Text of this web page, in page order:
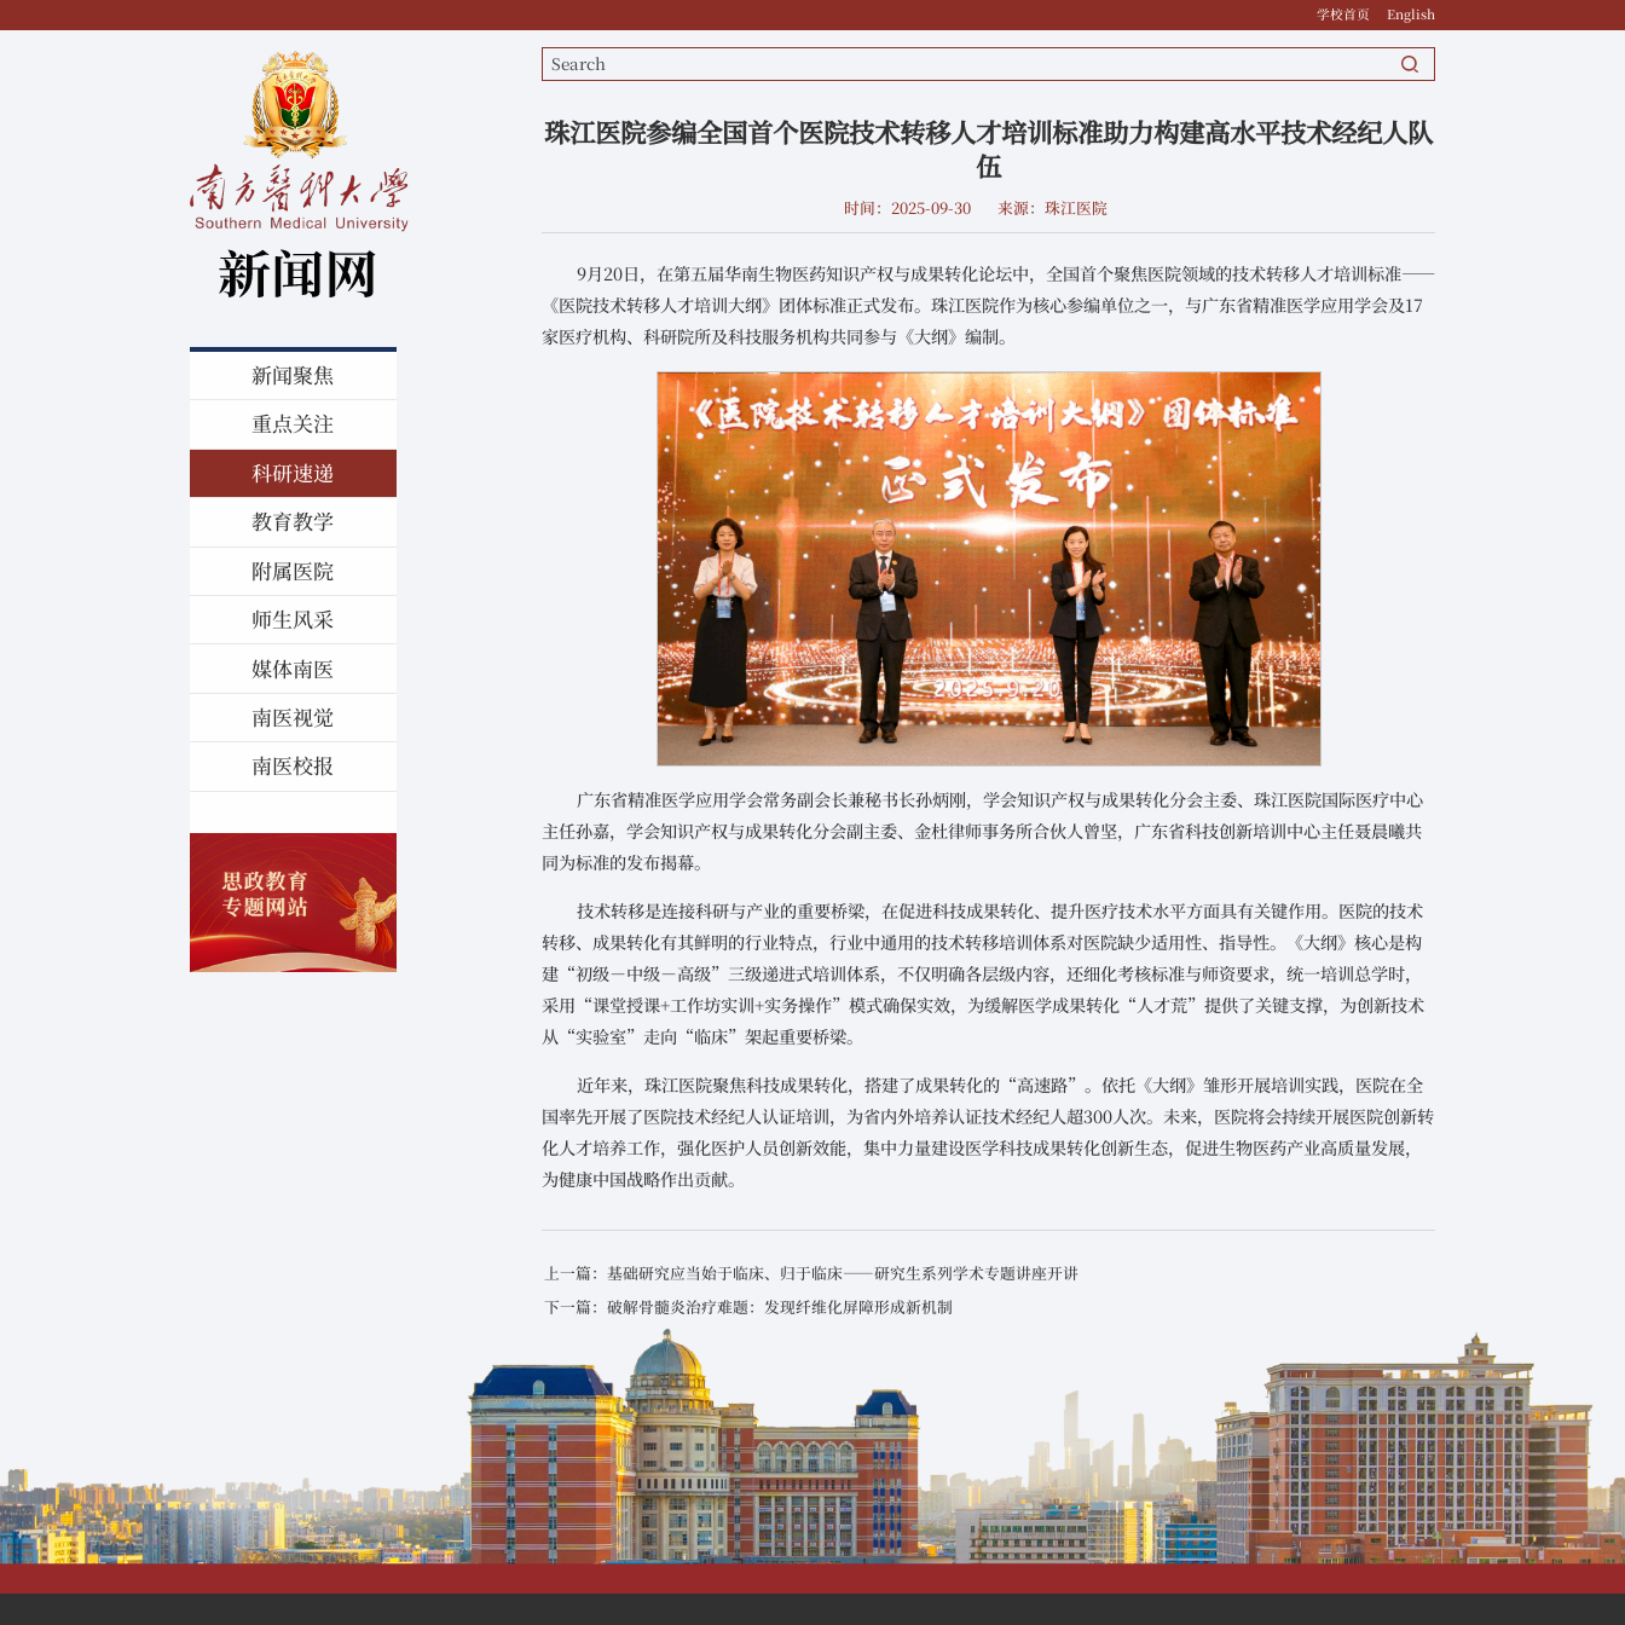
学校首页 English
新闻聚焦
重点关注
科研速递
教育教学
附属医院
师生风采
媒体南医
南医视觉
南医校报
珠江医院参编全国首个医院技术转移人才培训标准助力构建高水平技术经纪人队
伍
时间：2025-09-30 来源：珠江医院
9月20日，在第五届华南生物医药知识产权与成果转化论坛中，全国首个聚焦医院领域的技术转移人才培训标准——
《医院技术转移人才培训大纲》团体标准正式发布。珠江医院作为核心参编单位之一，与广东省精准医学应用学会及17
家医疗机构、科研院所及科技服务机构共同参与《大纲》编制。
广东省精准医学应用学会常务副会长兼秘书长孙炳刚，学会知识产权与成果转化分会主委、珠江医院国际医疗中心
主任孙嘉，学会知识产权与成果转化分会副主委、金杜律师事务所合伙人曾坚，广东省科技创新培训中心主任聂晨曦共
同为标准的发布揭幕。
技术转移是连接科研与产业的重要桥梁，在促进科技成果转化、提升医疗技术水平方面具有关键作用。医院的技术
转移、成果转化有其鲜明的行业特点，行业中通用的技术转移培训体系对医院缺少适用性、指导性。《大纲》核心是构
建“初级－中级－高级”三级递进式培训体系，不仅明确各层级内容，还细化考核标准与师资要求，统一培训总学时，
采用“课堂授课+工作坊实训+实务操作”模式确保实效，为缓解医学成果转化“人才荒”提供了关键支撑，为创新技术
从“实验室”走向“临床”架起重要桥梁。
近年来，珠江医院聚焦科技成果转化，搭建了成果转化的“高速路”。依托《大纲》雏形开展培训实践，医院在全
国率先开展了医院技术经纪人认证培训，为省内外培养认证技术经纪人超300人次。未来，医院将会持续开展医院创新转
化人才培养工作，强化医护人员创新效能，集中力量建设医学科技成果转化创新生态，促进生物医药产业高质量发展，
为健康中国战略作出贡献。
上一篇：基础研究应当始于临床、归于临床——研究生系列学术专题讲座开讲
下一篇：破解骨髓炎治疗难题：发现纤维化屏障形成新机制